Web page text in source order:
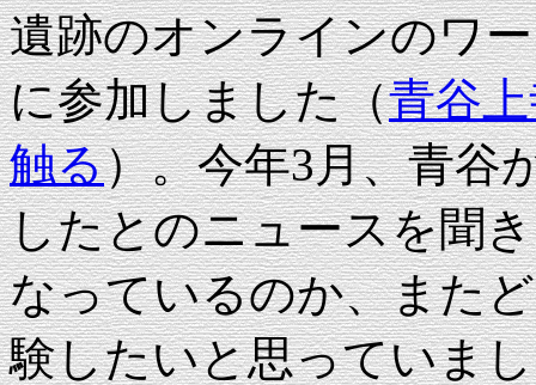
遺跡のオンラインのワ
に参加しました（青谷
触る）。今年3月、青谷
したとのニュースを聞
なっているのか、また
験したいと思っていま